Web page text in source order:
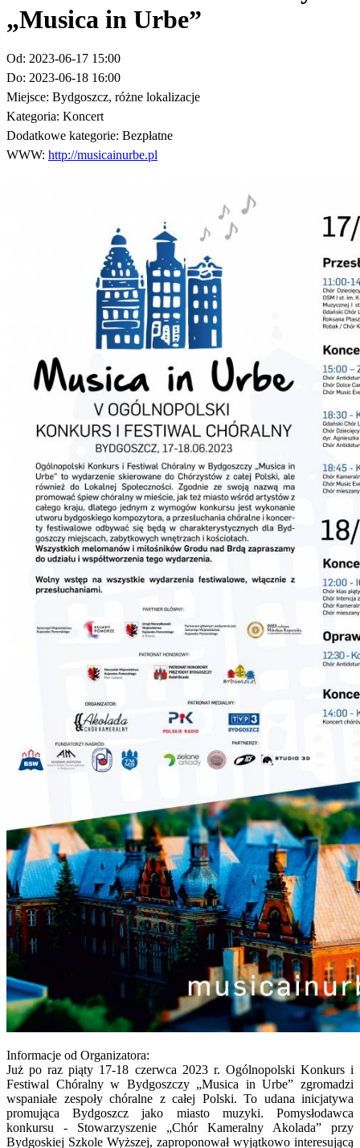
„Musica in Urbe”
Od: 2023-06-17 15:00
Do: 2023-06-18 16:00
Miejsce: Bydgoszcz, różne lokalizacje
Kategoria: Koncert
Dodatkowe kategorie: Bezpłatne
WWW: http://musicainurbe.pl
Informacje od Organizatora:
Już po raz piąty 17-18 czerwca 2023 r. Ogólnopolski Konkurs i
Festiwal Chóralny w Bydgoszczy „Musica in Urbe” zgromadzi
wspaniałe zespoły chóralne z całej Polski. To udana inicjatywa
promująca Bydgoszcz jako miasto muzyki. Pomysłodawca
konkursu - Stowarzyszenie „Chór Kameralny Akolada” przy
Bydgoskiej Szkole Wyższej, zaproponował wyjątkowo interesującą